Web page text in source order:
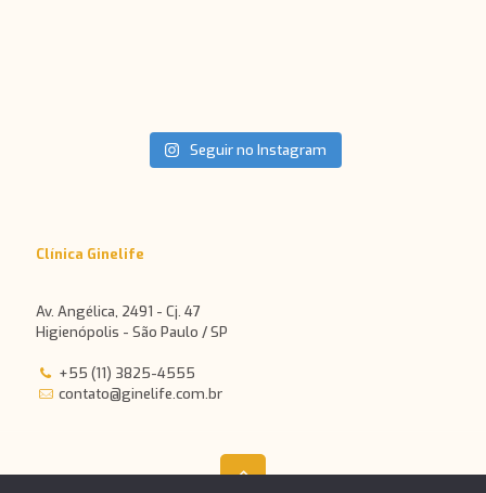
Seguir no Instagram
Clínica Ginelife
Av. Angélica, 2491 - Cj. 47
Higienópolis - São Paulo / SP
+55 (11) 3825-4555
contato@ginelife.com.br